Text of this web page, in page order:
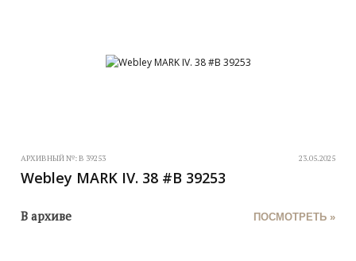
АРХИВНЫЙ №:B 39253 23.05.2025
Webley MARK IV. 38 #B 39253
В архиве ПОСМОТРЕТЬ »